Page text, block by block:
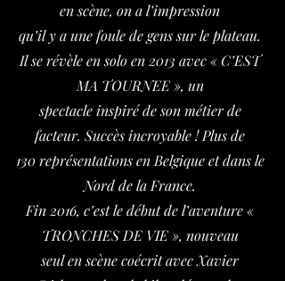
en scène, on a l’impression
qu’il y a une foule de gens sur le plateau.
Il se révèle en solo en 2013 avec « C’EST
MA TOURNEE », un
spectacle inspiré de son métier de
facteur. Succès incroyable ! Plus de
130 représentations en Belgique et dans le
Nord de la France.
Fin 2016, c’est le début de l’aventure «
TRONCHES DE VIE », nouveau
seul en scène coécrit avec Xavier